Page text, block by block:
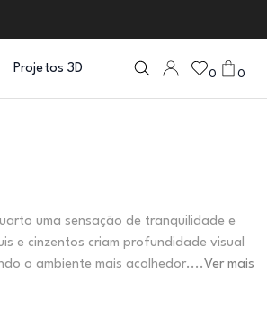
Projetos 3D 0 0
uma sensação de tranquilidade e
e cinzentos criam profundidade visual
o ambiente mais acolhedor....Ver mais